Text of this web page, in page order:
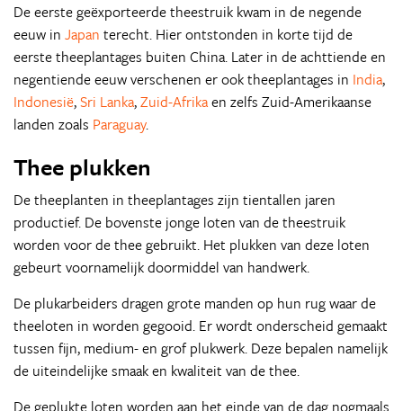
De eerste geëxporteerde theestruik kwam in de negende
eeuw in Japan terecht. Hier ontstonden in korte tijd de
eerste theeplantages buiten China. Later in de achttiende en
negentiende eeuw verschenen er ook theeplantages in India,
Indonesië,Sri Lanka,Zuid-Afrikaen zelfs Zuid-Amerikaanse
landen zoals Paraguay.
Thee plukken
De theeplanten in theeplantages zijn tientallen jaren
productief. De bovenste jonge loten van de theestruik
worden voor de thee gebruikt. Het plukken van deze loten
gebeurt voornamelijk doormiddel van handwerk.
De plukarbeiders dragen grote manden op hun rug waar de
theeloten in worden gegooid. Er wordt onderscheid gemaakt
tussen fijn, medium- en grof plukwerk. Deze bepalen namelijk
de uiteindelijke smaak en kwaliteit van de thee.
De geplukte loten worden aan het einde van de dag nogmaals